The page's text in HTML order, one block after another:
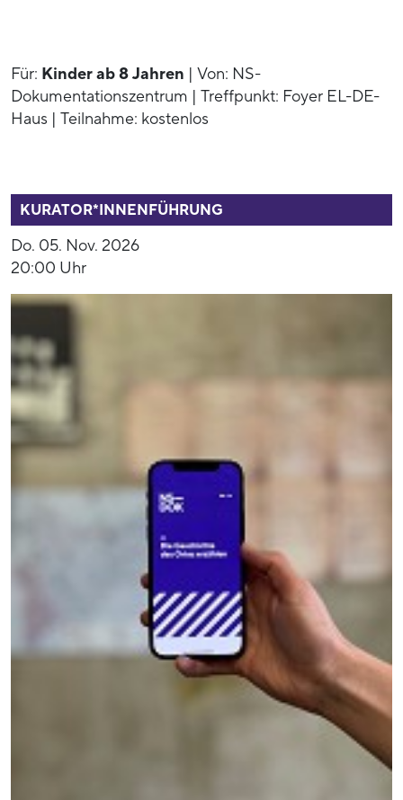
Für: Kinder ab 8 Jahren | Von: NS-
Dokumentationszentrum | Treffpunkt: Foyer EL-DE-
Haus | Teilnahme: kostenlos
KURATOR*INNENFÜHRUNG
Do. 05. Nov. 2026
20:00 Uhr